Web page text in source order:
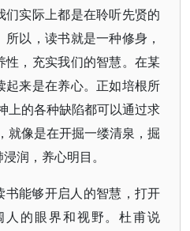
实际上都是在聆听先贤的
以，读书就是一种修身，
，充实我们的智慧。在某
来是在养心。正如培根所
上的各种缺陷都可以通过求
就像是在开掘一缕清泉，掘
润，养心明目。
书能够开启人的智慧，打开
人的眼界和视野。杜甫说